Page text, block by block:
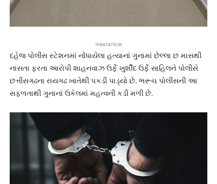
meetarticle
દહેજ પોલીસ સ્ટેશનમાં નોંધાયેલા હત્યાનાં ગુનામાં છેલ્લા છ માસથી
નાસતા ફરતા આરોપી શાહનવાઝ ઉર્ફે ખુર્શીદ ઉર્ફે સાહિલને પોલીસે
છત્તીસગઢના રાયગઢ ખાતેથી પકડી પાડ્યો છે. ભરૂચ પોલીસની આ
સફળતાથી ગુનાનાં ઉકેલમાં મહત્વની કડી મળી છે.